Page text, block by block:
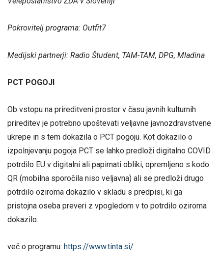
Pokrovitelj programa: Outfit7
Medijski partnerji: Radio Študent, TAM-TAM, DPG, Mladina
PCT POGOJI
Ob vstopu na prireditveni prostor v času javnih kulturnih
prireditev je potrebno upoštevati veljavne javnozdravstvene
ukrepe in s tem dokazila o PCT pogoju. Kot dokazilo o
izpolnjevanju pogoja PCT se lahko predloži digitalno COVID
potrdilo EU v digitalni ali papirnati obliki, opremljeno s kodo
QR (mobilna sporočila niso veljavna) ali se predloži drugo
potrdilo oziroma dokazilo v skladu s predpisi, ki ga
pristojna oseba preveri z vpogledom v to potrdilo oziroma
dokazilo.
več o programu: https://www.tinta.si/